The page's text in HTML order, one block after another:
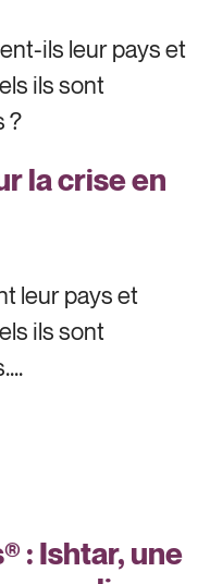
la crise en
leur pays et
ils sont
: Ishtar, une